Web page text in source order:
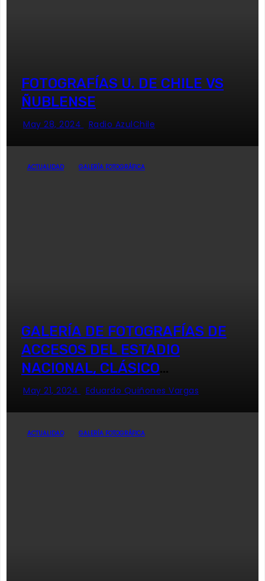
FOTOGRAFÍAS U. DE CHILE VS
ÑUBLENSE
May 28, 2024 Radio AzulChile
ACTUALIDAD GALERÍA FOTOGRÁFICA
GALERÍA DE FOTOGRAFÍAS DE
ACCESOS DEL ESTADIO
NACIONAL, CLÁSICO
UNIVERSITARIO
May 21, 2024 Eduardo Quiñones Vargas
ACTUALIDAD GALERÍA FOTOGRÁFICA